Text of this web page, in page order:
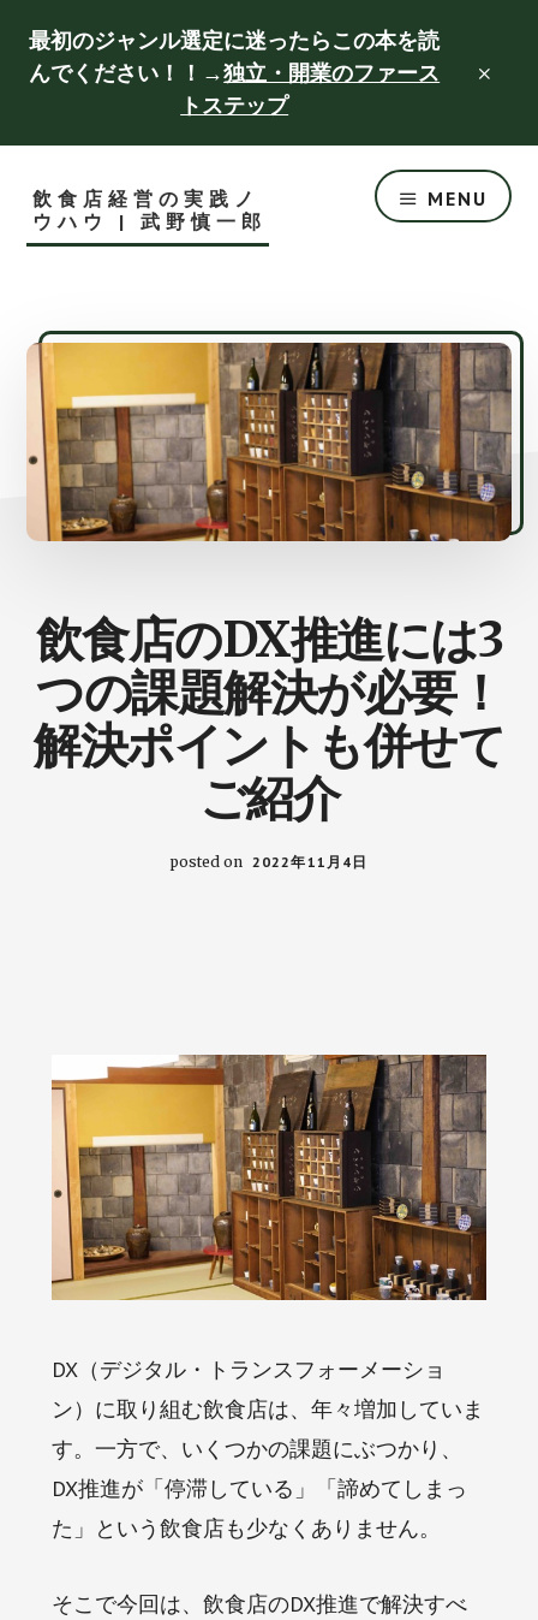
main
footer
最初のジャンル選定に迷ったらこの本を読
んでください！！→独立・開業のファース
トステップ
飲食店経営の実践ノ
ウハウ | 武野慎一郎
る
飲
食
店
づ
く
り
の
ヒ
ン
ト
が
MENU
飲食店のDX推進には3
つの課題解決が必要！
解決ポイントも併せて
ご紹介
posted on 2022年11月4日
DX（デジタル・トランスフォーメーショ
ン）に取り組む飲食店は、年々増加していま
す。一方で、いくつかの課題にぶつかり、
DX推進が「停滞している」「諦めてしまっ
た」という飲食店も少なくありません。
そこで今回は、飲食店のDX推進で解決すべ